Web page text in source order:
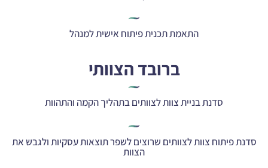
התאמת תכנית פיתוח אישית למנהל
ברובד הצוותי
סדנת בניית צוות לצוותים בתהליך הקמה והתהוות
סדנת פיתוח צוות לצוותים שרוצים לשפר תוצאות עסקיות ולגבש את
הצוות